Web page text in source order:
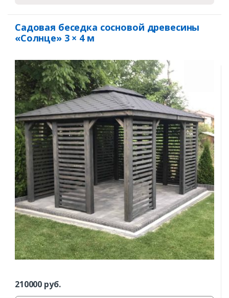
Садовая беседка сосновой древесины
«Солнце» 3 × 4 м
210000 руб.